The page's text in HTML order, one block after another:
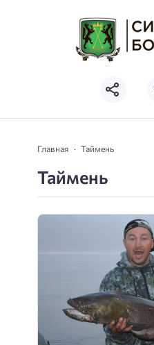
Главная Таймень
Таймень